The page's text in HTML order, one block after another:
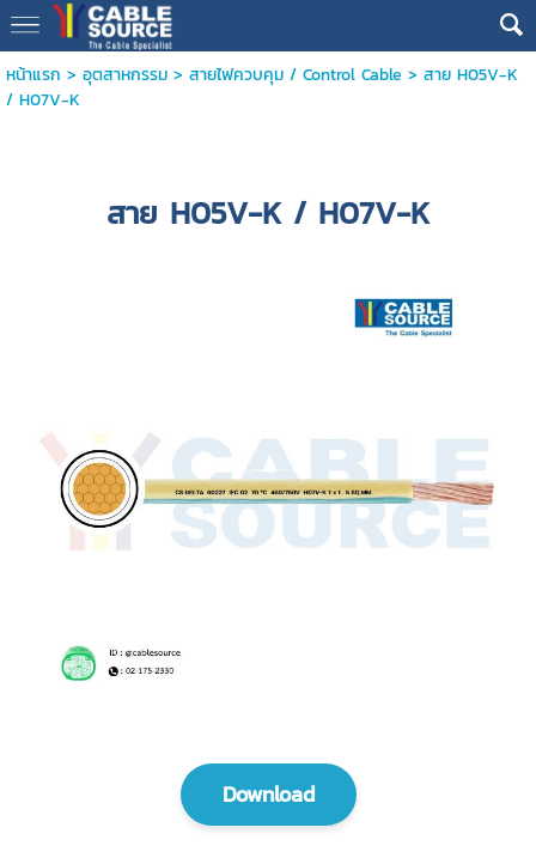
หน้าแรก > อุตสาหกรรม> สายไฟควบคุม / Control Cable > สาย H05V-K
/ H07V-K
สาย H05V-K / H07V-K
Download